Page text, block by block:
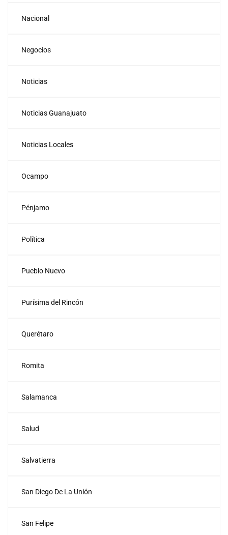
Nacional
Negocios
Noticias
Noticias Guanajuato
Noticias Locales
Ocampo
Pénjamo
Política
Pueblo Nuevo
Purísima del Rincón
Querétaro
Romita
Salamanca
Salud
Salvatierra
San Diego De La Unión
San Felipe